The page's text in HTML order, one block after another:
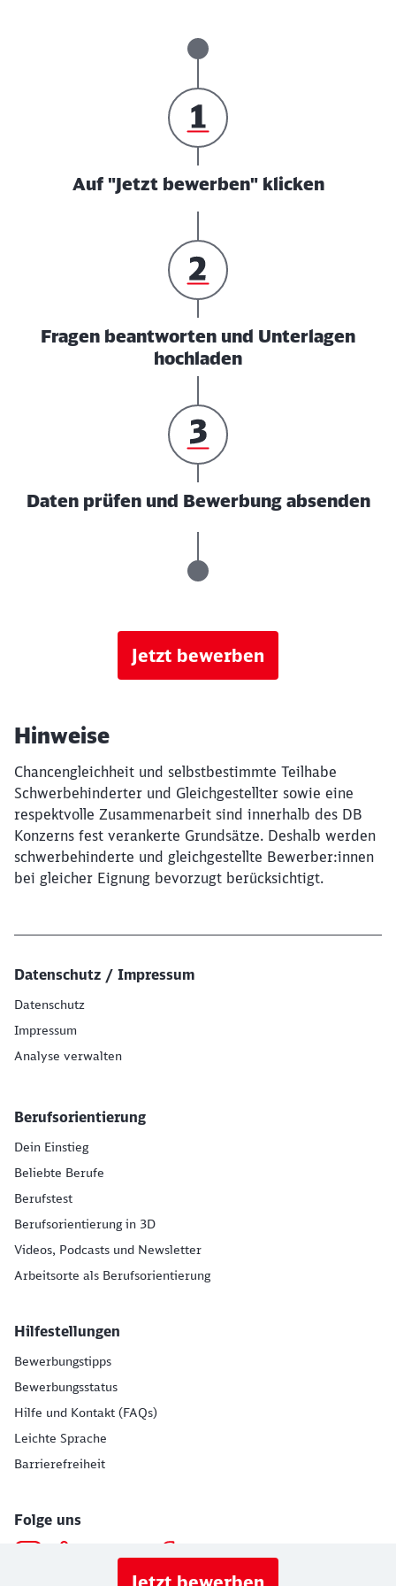
Auf "Jetzt bewerben" klicken
Fragen beantworten und Unterlagen
hochladen
Daten prüfen und Bewerbung absenden
Jetzt bewerben
Hinweise
Chancengleichheit und selbstbestimmte Teilhabe
Schwerbehinderter und Gleichgestellter sowie eine
respektvolle Zusammenarbeit sind innerhalb des DB
Konzerns fest verankerte Grundsätze. Deshalb werden
schwerbehinderte und gleichgestellte Bewerber:innen
bei gleicher Eignung bevorzugt berücksichtigt.
Datenschutz / Impressum
Datenschutz
Impressum
Analyse verwalten
Berufsorientierung
Dein Einstieg
Beliebte Berufe
Berufstest
Berufsorientierung in 3D
Videos, Podcasts und Newsletter
Arbeitsorte als Berufsorientierung
Hilfestellungen
Bewerbungstipps
Bewerbungsstatus
Hilfe und Kontakt (FAQs)
Leichte Sprache
Barrierefreiheit
Folge uns